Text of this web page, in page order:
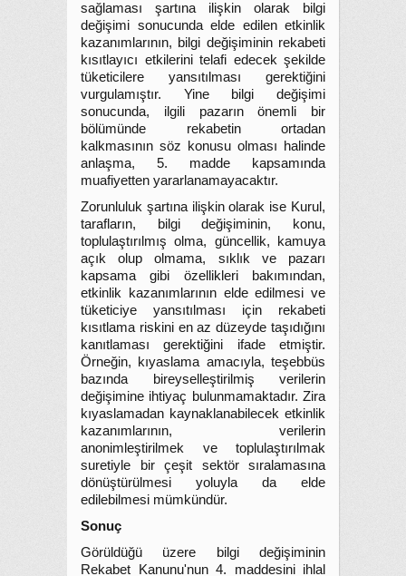
sağlaması şartına ilişkin olarak bilgi
değişimi sonucunda elde edilen etkinlik
kazanımlarının, bilgi değişiminin rekabeti
kısıtlayıcı etkilerini telafi edecek şekilde
tüketicilere yansıtılması gerektiğini
vurgulamıştır. Yine bilgi değişimi
sonucunda, ilgili pazarın önemli bir
bölümünde rekabetin ortadan
kalkmasının söz konusu olması halinde
anlaşma, 5. madde kapsamında
muafiyetten yararlanamayacaktır.
Zorunluluk şartına ilişkin olarak ise Kurul,
tarafların, bilgi değişiminin, konu,
toplulaştırılmış olma, güncellik, kamuya
açık olup olmama, sıklık ve pazarı
kapsama gibi özellikleri bakımından,
etkinlik kazanımlarının elde edilmesi ve
tüketiciye yansıtılması için rekabeti
kısıtlama riskini en az düzeyde taşıdığını
kanıtlaması gerektiğini ifade etmiştir.
Örneğin, kıyaslama amacıyla, teşebbüs
bazında bireyselleştirilmiş verilerin
değişimine ihtiyaç bulunmamaktadır. Zira
kıyaslamadan kaynaklanabilecek etkinlik
kazanımlarının, verilerin
anonimleştirilmek ve toplulaştırılmak
suretiyle bir çeşit sektör sıralamasına
dönüştürülmesi yoluyla da elde
edilebilmesi mümkündür.
Sonuç
Görüldüğü üzere bilgi değişiminin
Rekabet Kanunu'nun 4. maddesini ihlal